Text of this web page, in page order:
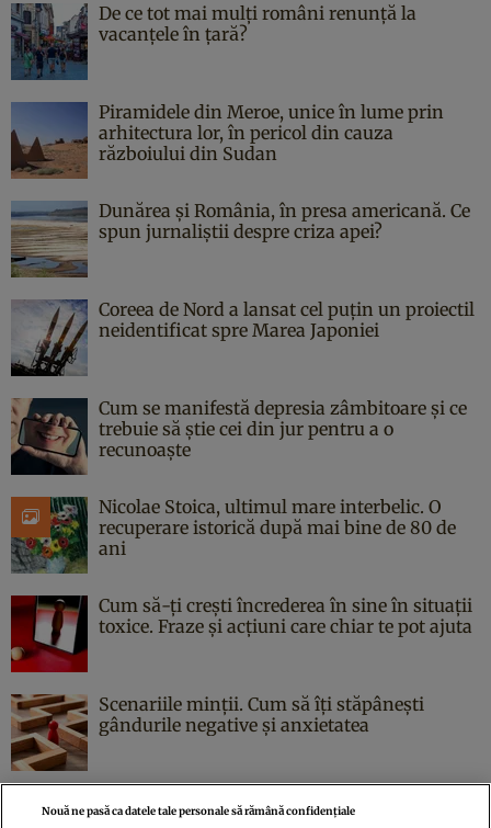
De ce tot mai mulți români renunță la
vacanțele în țară?
Piramidele din Meroe, unice în lume prin
arhitectura lor, în pericol din cauza
războiului din Sudan
Dunărea și România, în presa americană. Ce
spun jurnaliștii despre criza apei?
Coreea de Nord a lansat cel puțin un proiectil
neidentificat spre Marea Japoniei
Cum se manifestă depresia zâmbitoare și ce
trebuie să știe cei din jur pentru a o
recunoaște
Nicolae Stoica, ultimul mare interbelic. O
recuperare istorică după mai bine de 80 de
ani
Cum să-ți crești încrederea în sine în situații
toxice. Fraze și acțiuni care chiar te pot ajuta
Scenariile minții. Cum să îți stăpânești
gândurile negative și anxietatea
Nouă ne pasă ca datele tale personale să rămână confidențiale